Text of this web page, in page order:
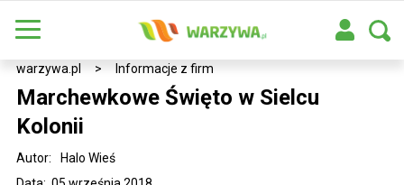
warzywa.pl > Informacje z firm
Marchewkowe Święto w Sielcu
Kolonii
Autor: Halo Wieś